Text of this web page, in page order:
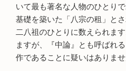
いて最も著名な人物のひとり
基礎を築いた「八宗の租」と
二八祖のひとりに数えられま
ますが、『中論』とも呼ばれ
作であることに疑いはありませ